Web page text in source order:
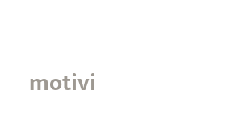
motivi